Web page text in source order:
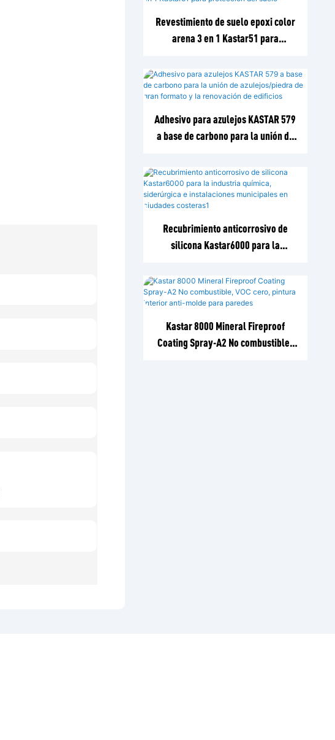
Revestimiento de suelo epoxi color
arena 3 en 1 Kastar51 para
Adhesivo para azulejos KASTAR 579
a base de carbono para la unión de
renovación de edificios
Recubrimiento anticorrosivo de
silicona Kastar6000 para la
instalaciones municipales en
ciudades costeras1
Kastar 8000 Mineral Fireproof
Coating Spray-A2 No combustible,